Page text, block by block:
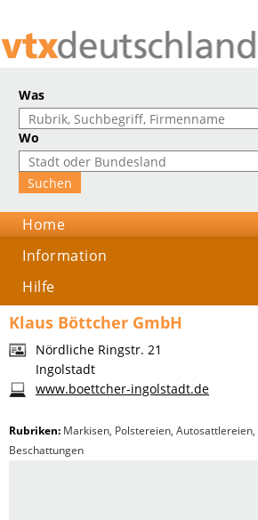
Was
Wo
Home
Information
Hilfe
Klaus Böttcher GmbH
Nördliche Ringstr. 21
Ingolstadt
www.boettcher-ingolstadt.de
Rubriken: Markisen, Polstereien, Autosattlereien,
Beschattungen